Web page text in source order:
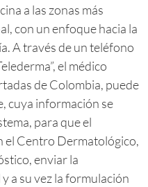
a las zonas más
con un enfoque hacia la
A través de un teléfono
el médico
de Colombia, puede
cuya información se
para que el
el Centro Dermatológico,
enviar la
a su vez la formulación